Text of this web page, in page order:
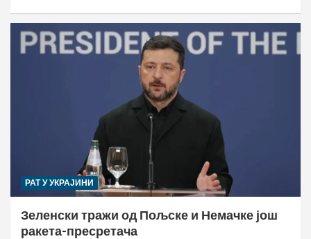
РАТ У УКРАЈИНИ
Зеленски тражи од Пољске и Немачке још
ракета-пресретача